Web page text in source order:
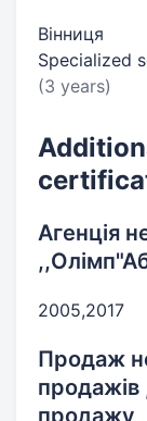
Вінниця
Specialized
(3 years)
Агенція
2005,2017
Продаж
продажів
продажу